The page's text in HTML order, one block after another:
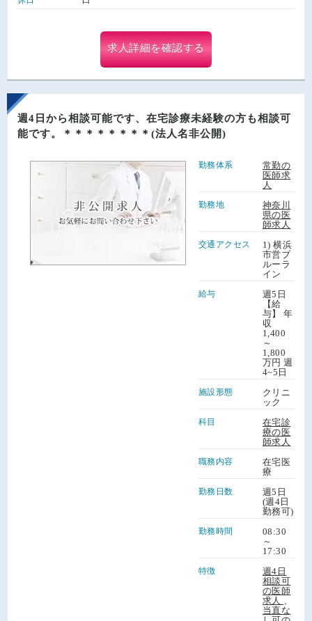
求人詳細を確認する
週4日から相談可能です、在宅診療未経験の方も相談可
能です。＊＊＊＊＊＊＊＊(法人名非公開)
勤務体系
常勤の
医師求
人
勤務地
神奈川
県の医
師求人
交通アクセス
1) 横浜
市営ブ
ルーラ
イン
給与
週5日
【給
与】 年
収
1,400
～
1,800
万円 週
4~5日
施設形態
クリニ
ック
科目
在宅診
療の医
師求人
職務内容
在宅医
療
勤務日数
週5日
(週4日
勤務可)
勤務時間
08:30
～
17:30
特徴
週4日
相談可
の医師
求人
当直な